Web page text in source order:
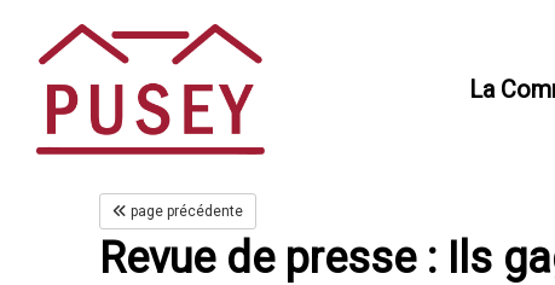
La
page précédente
Revue de presse : Ils